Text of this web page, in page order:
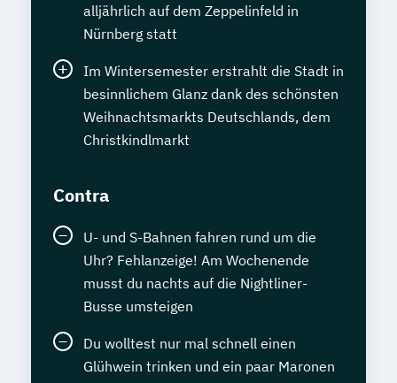
alljährlich auf dem Zeppelinfeld in
Nürnberg statt
Im Wintersemester erstrahlt die Stadt in
besinnlichem Glanz dank des schönsten
Weihnachtsmarkts Deutschlands, dem
Christkindlmarkt
Contra
U- und S-Bahnen fahren rund um die
Uhr? Fehlanzeige! Am Wochenende
musst du nachts auf die Nightliner-
Busse umsteigen
Du wolltest nur mal schnell einen
Glühwein trinken und ein paar Maronen